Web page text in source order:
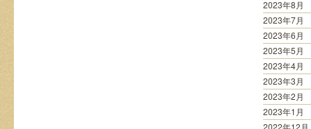
2023年8月
2023年7月
2023年6月
2023年5月
2023年4月
2023年3月
2023年2月
2023年1月
2022年12月